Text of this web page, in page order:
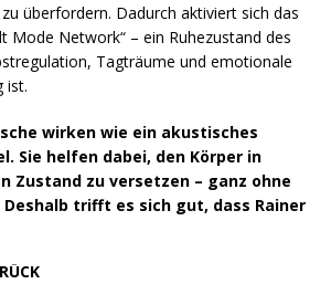
zu überfordern. Dadurch aktiviert sich das
Mode Network“ – ein Ruhezustand des
Tagträume und emotionale
ist.
wirken wie ein akustisches
Sie helfen dabei, den Körper in
Zustand zu versetzen – ganz ohne
trifft es sich gut, dass Rainer